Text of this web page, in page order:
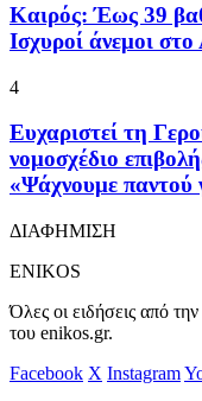
Καιρός: Έως 39
Ισχυροί άνεμοι στο
4
Ευχαριστεί τη
νομοσχέδιο
«Ψάχνουμε παντού
ΔΙΑΦΗΜΙΣΗ
ENIKOS
Όλες οι ειδήσεις από
του enikos.gr.
Facebook X Instagram